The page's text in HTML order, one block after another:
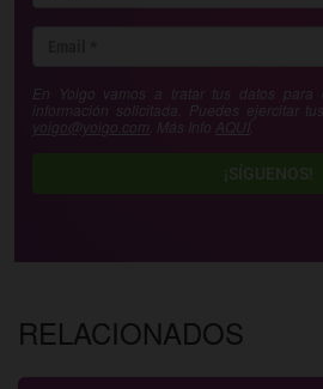
En Yoigo vamos a tratar tus datos para
información solicitada. Puedes ejercitar
yoigo@yoigo.com . Más Info AQUÍ
¡SÍGUENOS!
RELACIONADOS